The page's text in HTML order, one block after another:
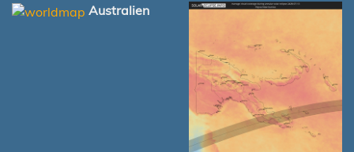
Australien